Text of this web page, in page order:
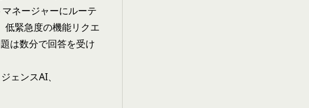
ネージャーにルーテ
低緊急度の機能リクエ
は数分で回答を受け
ェンスAI、